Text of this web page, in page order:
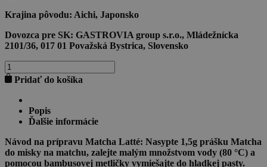
Krajina pôvodu: Aichi, Japonsko
Dovozca pre SK: GASTROVIA group s.r.o., Mládežnícka
2101/36, 017 01 Považská Bystrica, Slovensko
množstvo
SPECIALTY
BIO
MATCHA
TEA
Pridať do košíka
Popis
Ďalšie informácie
Návod na prípravu Matcha Latté: Nasypte 1,5g prášku Matcha
do misky na matchu, zalejte malým množstvom vody (80 °C) a
pomocou bambusovej metličky vymiešajte do hladkej pasty.